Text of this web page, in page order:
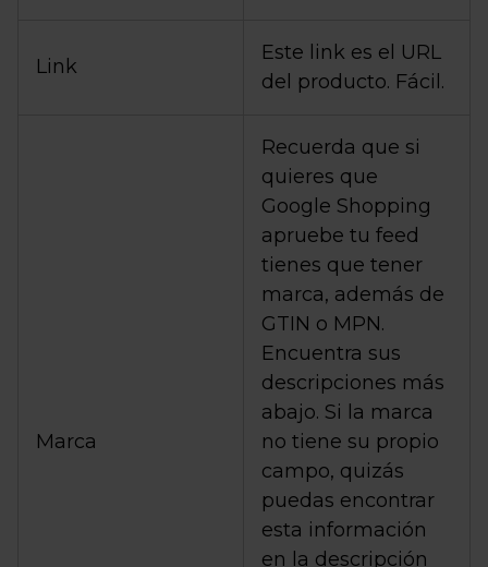
Link
Este link es el URL
del producto. Fácil.
Marca
Recuerda que si
quieres que
Google Shopping
apruebe tu feed
tienes que tener
marca, además de
GTIN o MPN.
Encuentra sus
descripciones más
abajo. Si la marca
no tiene su propio
campo, quizás
puedas encontrar
esta información
en la descripción